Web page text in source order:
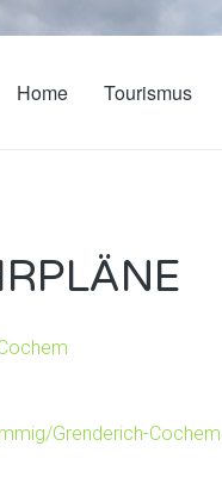
Home Tourismus
Grenderich-Cochem